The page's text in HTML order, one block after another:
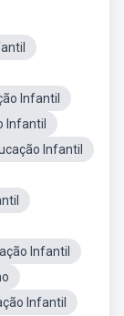
Infantil
Infantil
Infantil
Infantil
Infantil